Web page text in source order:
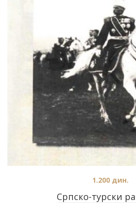
Српско-турски
1.200 дин.